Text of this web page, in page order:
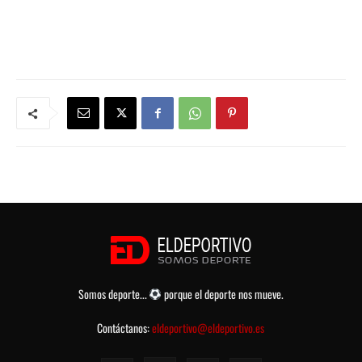
Somos deporte...
porque el deporte nos mueve.
Contáctanos:eldeportivo@eldeportivo.es